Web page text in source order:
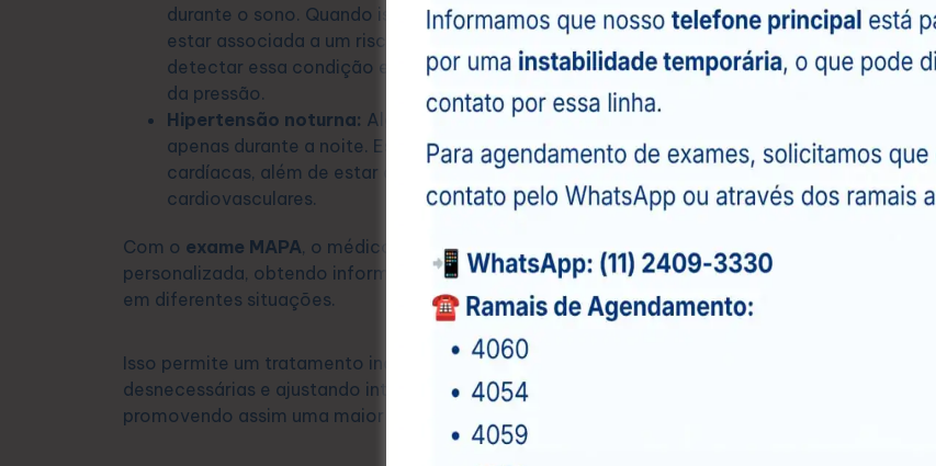
durante o sono. Quando isso não ocorre, a condição é chamada de “não-dipper” e pode
estar associada a um risco maior de problemas cardiovasculares. O MAPA é capaz de
detectar essa condição e orientar tratamentos mais específicos para o controle noturno
da pressão.
Hipertensão noturna: Alguns pacientes apresentam elevações de pressão arterial
apenas durante a noite. Essa condição pode ser um indicativo de doenças renais ou
cardíacas, além de estar associada a um risco elevado de complicações
cardiovasculares.
Com o exame MAPA, o médico pode analisar todos esses parâmetros de maneira precisa e
personalizada, obtendo informações completas sobre o comportamento da pressão arterial
em diferentes situações.
Isso permite um tratamento individualizado e mais eficaz, evitando medicações
desnecessárias e ajustando intervenções conforme o perfil único de cada paciente,
promovendo assim uma maior segurança e qualidade de vida.